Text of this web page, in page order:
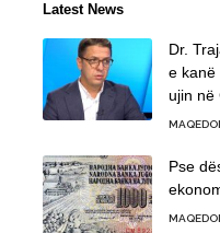
Latest News
Dr.
e kanë
ujin në
Pse